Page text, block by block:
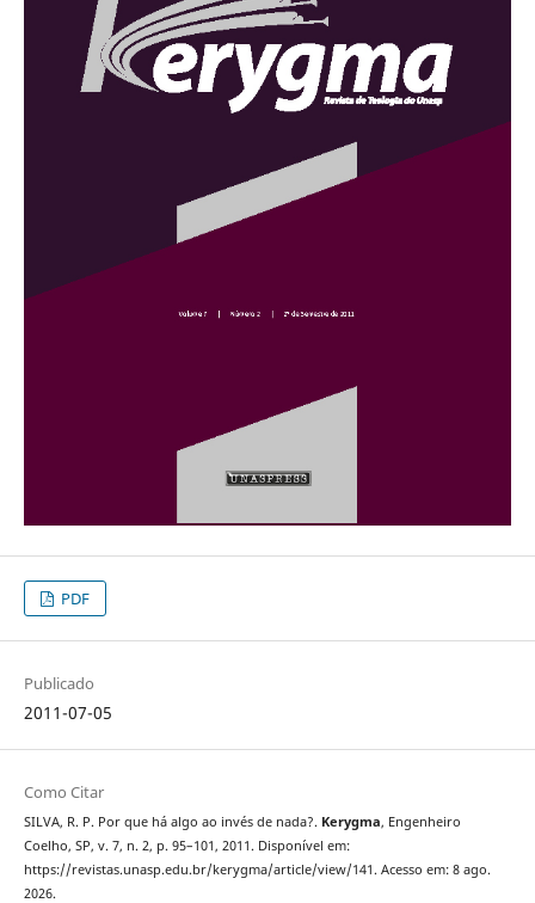
PDF
Publicado
2011-07-05
Como Citar
SILVA, R. P. Por que há algo ao invés de nada?. Kerygma, Engenheiro
Coelho, SP, v. 7, n. 2, p. 95–101, 2011. Disponível em:
https://revistas.unasp.edu.br/kerygma/article/view/141. Acesso em: 8 ago.
2026.